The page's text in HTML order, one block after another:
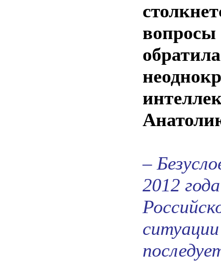
вопросы
–
2012